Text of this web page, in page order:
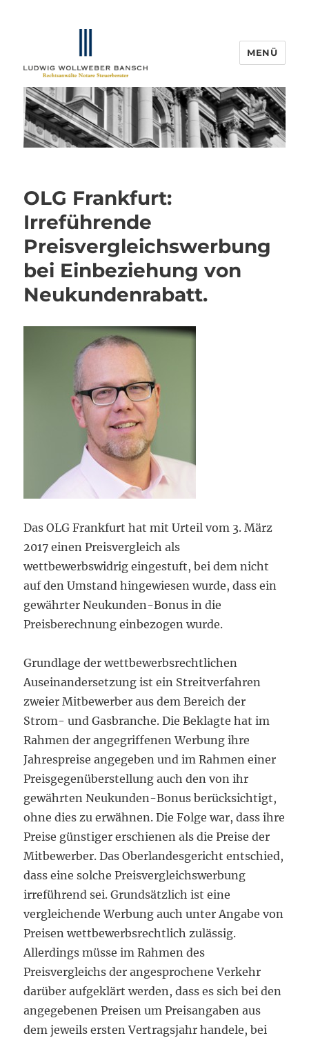
IP-Blogger.de
MENÜ
OLG Frankfurt:
Irreführende
Preisvergleichswerbung
bei Einbeziehung von
Neukundenrabatt.
Das OLG Frankfurt hat mit Urteil vom 3. März
2017 einen Preisvergleich als
wettbewerbswidrig eingestuft, bei dem nicht
auf den Umstand hingewiesen wurde, dass ein
gewährter Neukunden-Bonus in die
Preisberechnung einbezogen wurde.
Grundlage der wettbewerbsrechtlichen
Auseinandersetzung ist ein Streitverfahren
zweier Mitbewerber aus dem Bereich der
Strom- und Gasbranche. Die Beklagte hat im
Rahmen der angegriffenen Werbung ihre
Jahrespreise angegeben und im Rahmen einer
Preisgegenüberstellung auch den von ihr
gewährten Neukunden-Bonus berücksichtigt,
ohne dies zu erwähnen. Die Folge war, dass ihre
Preise günstiger erschienen als die Preise der
Mitbewerber. Das Oberlandesgericht entschied,
dass eine solche Preisvergleichswerbung
irreführend sei. Grundsätzlich ist eine
vergleichende Werbung auch unter Angabe von
Preisen wettbewerbsrechtlich zulässig.
Allerdings müsse im Rahmen des
Preisvergleichs der angesprochene Verkehr
darüber aufgeklärt werden, dass es sich bei den
angegebenen Preisen um Preisangaben aus
dem jeweils ersten Vertragsjahr handele, bei